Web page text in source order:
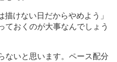
けない日だからやめよう」
ておくのが大事なんでしょう
いと思います。ペース配分